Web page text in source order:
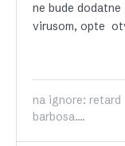
ne bude
virusom, opte
na ignore:
barbosa....